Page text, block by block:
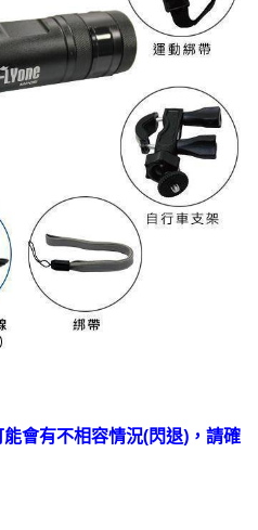
會有不相容情況(閃退)，請確